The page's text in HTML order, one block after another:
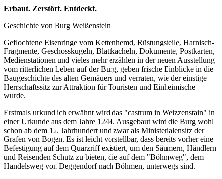
Erbaut. Zerstört. Entdeckt.
Geschichte von Burg Weißenstein
Geflochtene Eisenringe vom Kettenhemd, Rüstungsteile, Harnisch-
Fragmente, Geschosskugeln, Blattkacheln, Dokumente, Postkarten,
Medienstationen und vieles mehr erzählen in der neuen Ausstellung
vom ritterlichen Leben auf der Burg, geben frische Einblicke in die
Baugeschichte des alten Gemäuers und verraten, wie der einstige
Herrschaftssitz zur Attraktion für Touristen und Einheimische
wurde.
Erstmals urkundlich erwähnt wird das "castrum in Weizzenstain" in
einer Urkunde aus dem Jahre 1244. Ausgebaut wird die Burg wohl
schon ab dem 12. Jahrhundert und zwar als Ministerialensitz der
Grafen von Bogen. Es ist leicht vorstellbar, dass bereits vorher eine
Befestigung auf dem Quarzriff existiert, um den Säumern, Händlern
und Reisenden Schutz zu bieten, die auf dem "Böhmweg", dem
Handelsweg von Deggendorf nach Böhmen, unterwegs sind.